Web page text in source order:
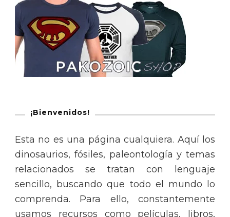
¡Bienvenidos!
Esta no es una página cualquiera. Aquí los
dinosaurios, fósiles, paleontología y temas
relacionados se tratan con lenguaje
sencillo, buscando que todo el mundo lo
comprenda. Para ello, constantemente
usamos recursos como películas, libros,